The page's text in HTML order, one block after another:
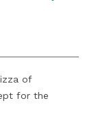
of
for the